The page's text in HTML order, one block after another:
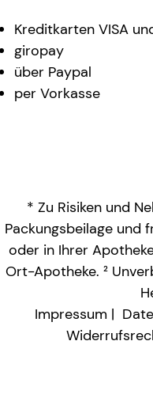
Kreditkarten VISA
giropay
über Paypal
per Vorkasse
* Zu Risiken und
Packungsbeilage und
oder in Ihrer
Ort-Apotheke. ²
Impressum